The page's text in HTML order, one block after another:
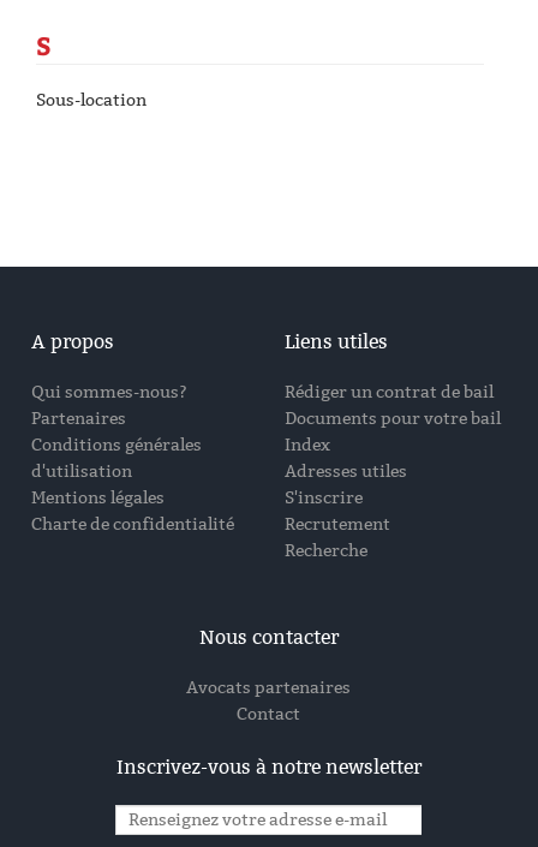
S
Sous-location
A propos
Qui sommes-nous?
Partenaires
Conditions générales
d'utilisation
Mentions légales
Charte de confidentialité
Liens utiles
Rédiger un contrat de bail
Documents pour votre bail
Index
Adresses utiles
S'inscrire
Recrutement
Recherche
Nous contacter
Avocats partenaires
Contact
Inscrivez-vous à notre newsletter